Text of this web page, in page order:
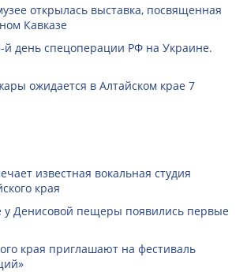
открылась выставка, посвященная
Кавказе
й день спецоперации РФ на Украине.
ожидается в Алтайском крае 7
известная вокальная студия
края
у Денисовой пещеры появились первые
края приглашают на фестиваль